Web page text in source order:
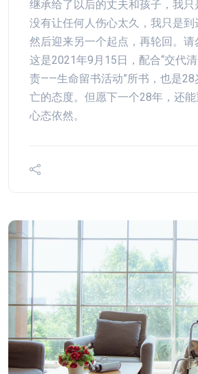
继承给了以后的丈夫和孩子，我
没有让任何人伤心太久，我只是到
然后迎来另一个起点，再轮回。请
这是2021年9月15日，配合“交代
责——生命留书活动”所书，也是28
亡的态度。但愿下一个28年，还
心态依然。